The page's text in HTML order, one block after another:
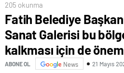
205 okunma
Fatih Belediye
Sanat Galerisi bu
kalkması için de
ABONE OL News 21 Mayıs